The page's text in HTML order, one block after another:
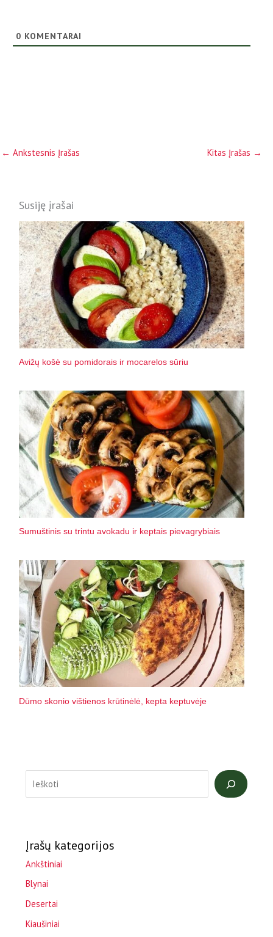
0 KOMENTARAI
← Ankstesnis Įrašas Kitas Įrašas →
Susiję įrašai
Avižų košė su pomidorais ir mocarelos sūriu
Sumuštinis su trintu avokadu ir keptais pievagrybiais
Dūmo skonio vištienos krūtinėlė, kepta keptuvėje
Įrašų kategorijos
Ankštiniai
Blynai
Desertai
Kiaušiniai